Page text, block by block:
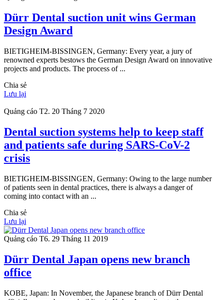
Dürr Dental suction unit wins German
Design Award
BIETIGHEIM-BISSINGEN, Germany: Every year, a jury of
renowned experts bestows the German Design Award on innovative
projects and products. The process of ...
Chia sẻ
Lưu lại
Quảng cáo T2. 20 Tháng 7 2020
Dental suction systems help to keep staff
and patients safe during SARS-CoV-2
crisis
BIETIGHEIM-BISSINGEN, Germany: Owing to the large number
of patients seen in dental practices, there is always a danger of
coming into contact with an ...
Chia sẻ
Lưu lại
Quảng cáo T6. 29 Tháng 11 2019
Dürr Dental Japan opens new branch
office
KOBE, Japan: In November, the Japanese branch of Dürr Dental